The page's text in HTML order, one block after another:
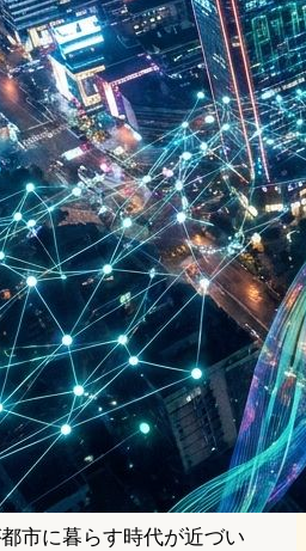
市に暮らす時代が近づい